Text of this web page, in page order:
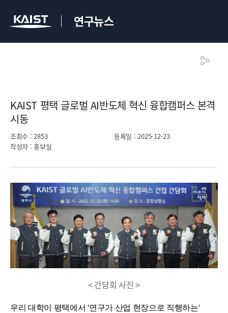
연구뉴스
KAIST 평택 글로벌 AI반도체 혁신 융합캠퍼스 본격
시동​
조회수 : 2853 등록일 : 2025-12-23
작성자 : 홍보실
< 간담회 사진 >
우리 대학이 평택에서 '연구가 산업 현장으로 직행하는'